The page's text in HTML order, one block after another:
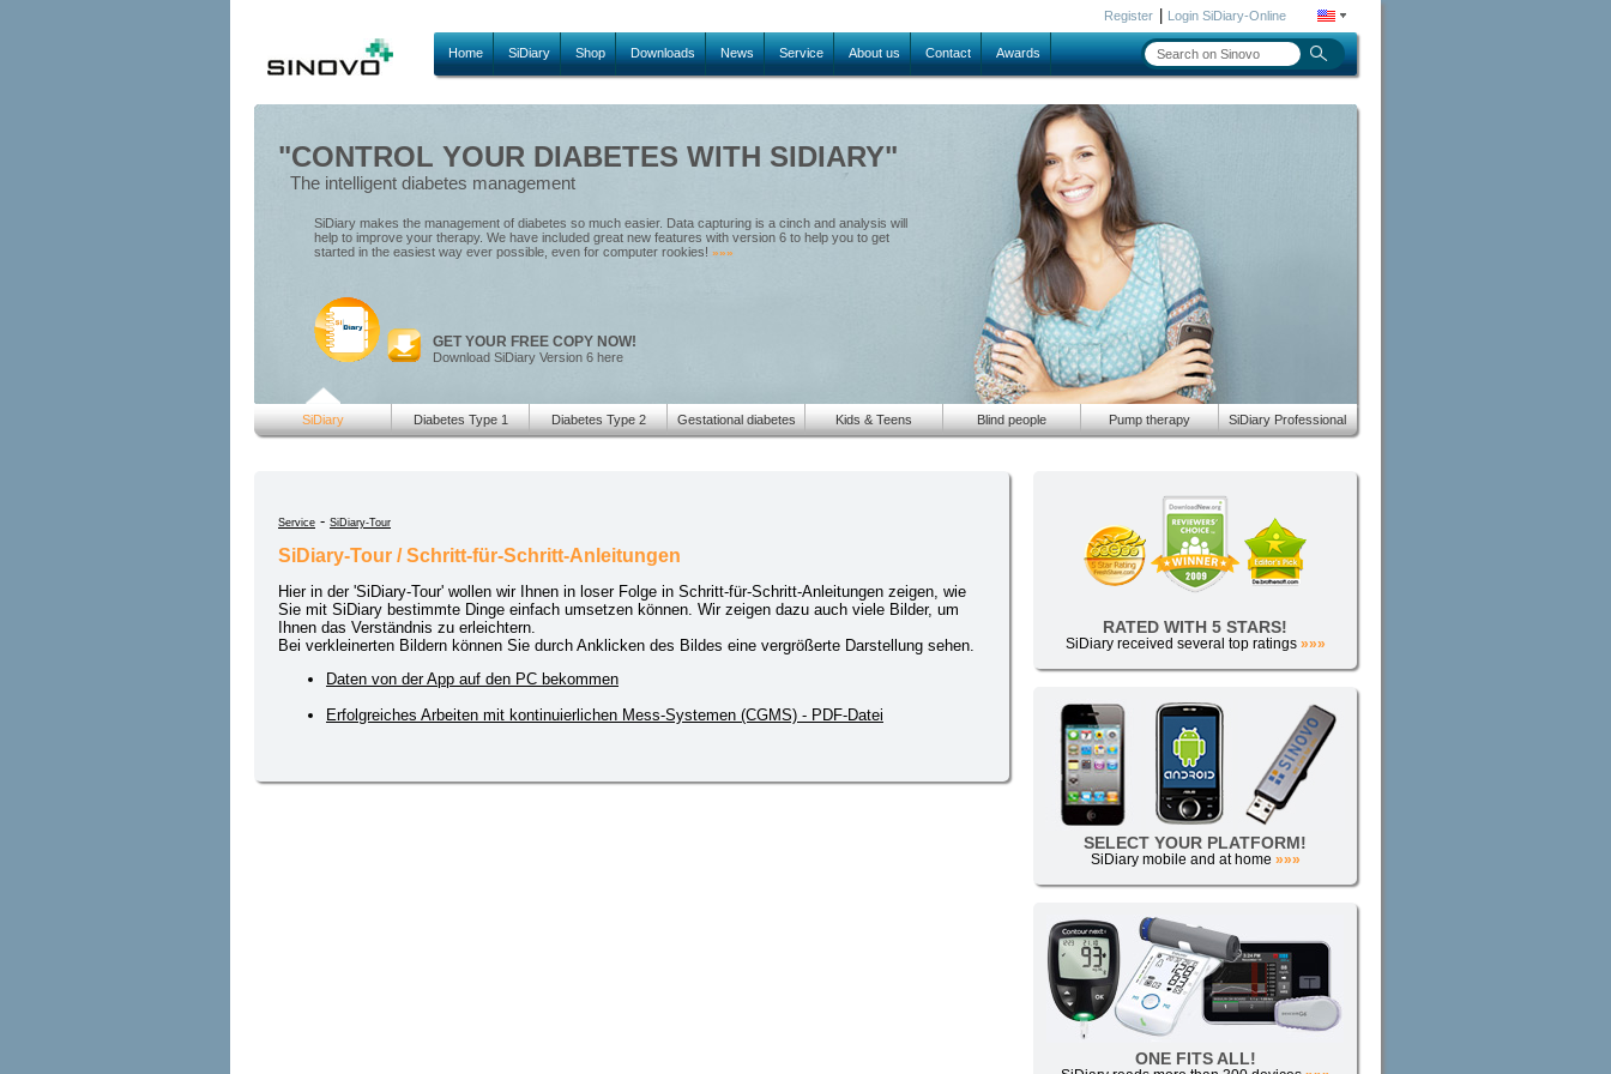
Register| Login SiDiary-Online
Home SiDiary Shop Downloads News Service About us Contact Awards
"CONTROL YOUR DIABETES WITH SIDIARY"
The intelligent diabetes management
SiDiary makes the management of diabetes so much easier. Data capturing is a cinch and analysis will
help to improve your therapy. We have included great new features with version 6 to help you to get
started in the easiest way ever possible, even for computer rookies! »»»
GET YOUR FREE COPY NOW!
Download SiDiary Version 6 here
SiDiary Diabetes Type 1 Diabetes Type 2 Gestational diabetes Kids & Teens Blind people Pump therapy SiDiary Professional
Service - SiDiary-Tour
SiDiary-Tour / Schritt-für-Schritt-Anleitungen
Hier in der 'SiDiary-Tour' wollen wir Ihnen in loser Folge in Schritt-für-Schritt-Anleitungen zeigen, wie
Sie mit SiDiary bestimmte Dinge einfach umsetzen können. Wir zeigen dazu auch viele Bilder, um
Ihnen das Verständnis zu erleichtern.
Bei verkleinerten Bildern können Sie durch Anklicken des Bildes eine vergrößerte Darstellung sehen.
Daten von der App auf den PC bekommen
Erfolgreiches Arbeiten mit kontinuierlichen Mess-Systemen (CGMS) - PDF-Datei
RATED WITH 5 STARS!
SiDiary received several top ratings »»»
SELECT YOUR PLATFORM!
SiDiary mobile and at home »»»
ONE FITS ALL!